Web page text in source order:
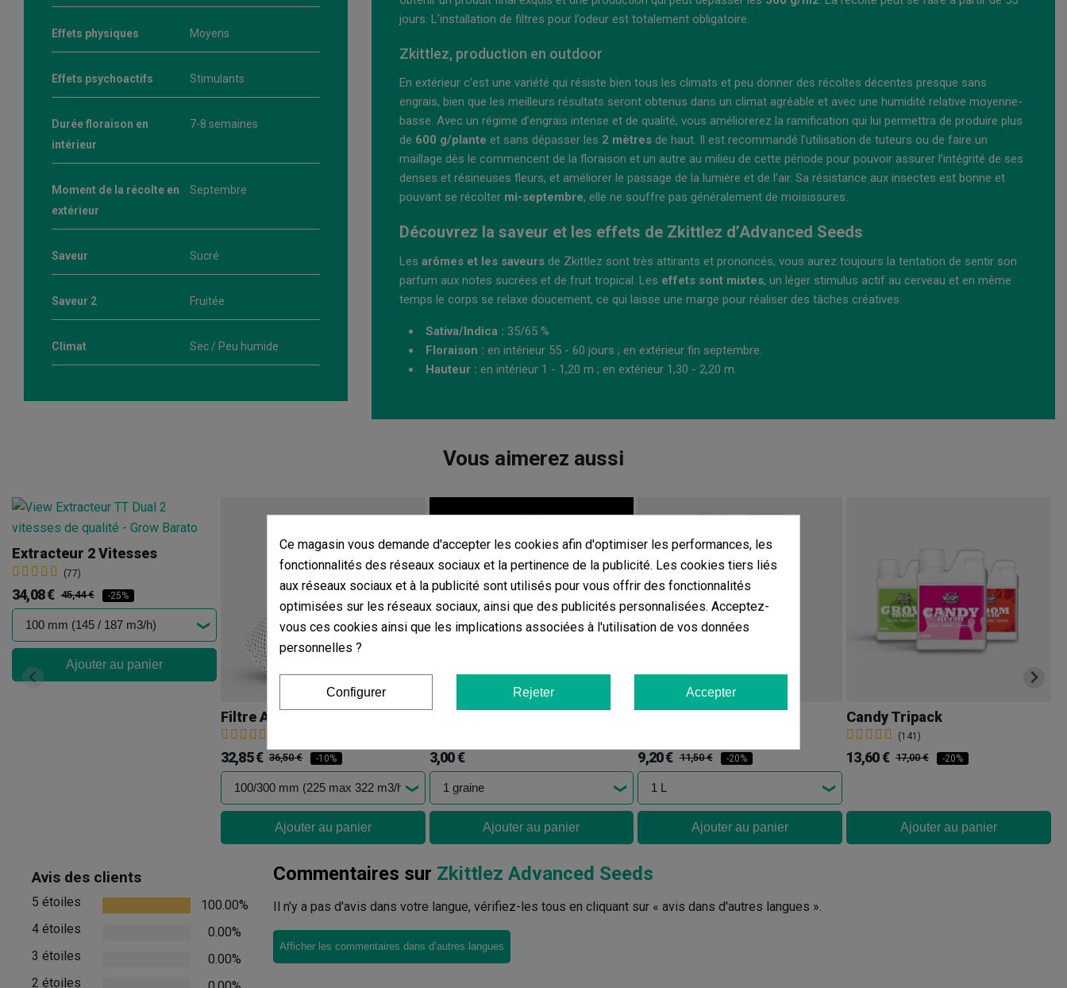
Effets physiques Moyens
Effets psychoactifs Stimulants
Durée floraison en
intérieur
7-8 semaines
Moment de la récolte en
extérieur
Septembre
Saveur Sucré
Saveur 2 Fruitée
Climat Sec / Peu humide
jours. L’installation de filtres pour l’odeur est totalement obligatoire.
Zkittlez, production en outdoor
En extérieur c’est une variété qui résiste bien tous les climats et peu donner des récoltes décentes presque sans
engrais, bien que les meilleurs résultats seront obtenus dans un climat agréable et avec une humidité relative moyenne-
basse. Avec un régime d’engrais intense et de qualité, vous améliorerez la ramification qui lui permettra de produire plus
de 600 g/plante et sans dépasser les 2 mètres de haut. Il est recommandé l’utilisation de tuteurs ou de faire un
maillage dès le commencent de la floraison et un autre au milieu de cette période pour pouvoir assurer l’intégrité de ses
denses et résineuses fleurs, et améliorer le passage de la lumière et de l’air. Sa résistance aux insectes est bonne et
pouvant se récolter mi-septembre, elle ne souffre pas généralement de moisissures.
Découvrez la saveur et les effets de Zkittlez d’Advanced Seeds
Les arômes et les saveurs de Zkittlez sont très attirants et prononcés, vous aurez toujours la tentation de sentir son
parfum aux notes sucrées et de fruit tropical. Les effets sont mixtes, un léger stimulus actif au cerveau et en même
temps le corps se relaxe doucement, ce qui laisse une marge pour réaliser des tâches créatives.
Sativa/Indica : 35/65 %
Floraison : en intérieur 55 - 60 jours ; en extérieur fin septembre.
Hauteur : en intérieur 1 - 1,20 m ; en extérieur 1,30 - 2,20 m.
Vous aimerez aussi
Extracteur 2 Vitesses
(77)
34,08 € 45,44 € -25%
Ajouter au panier
Filtre Anti-Odeur Odor-Sok
32,85 € 36,50 € -10%
Ajouter au panier
Amnesia
3,00 €
Ajouter au panier
Crecimiento Boom
9,20 € 11,50 € -20%
Ajouter au panier
Candy Tripack
(141)
13,60 € 17,00 € -20%
Ajouter au panier
Avis des clients
5 étoiles
100.00%
4 étoiles
0.00%
3 étoiles
0.00%
2 étoiles
Commentaires sur Zkittlez Advanced Seeds
Il n'y a pas d'avis dans votre langue, vérifiez-les tous en cliquant sur « avis dans d'autres langues ».
Afficher les commentaires dans d’autres langues
Ce magasin vous demande d'accepter les cookies afin d'optimiser les performances, les
fonctionnalités des réseaux sociaux et la pertinence de la publicité. Les cookies tiers liés
aux réseaux sociaux et à la publicité sont utilisés pour vous offrir des fonctionnalités
optimisées sur les réseaux sociaux, ainsi que des publicités personnalisées. Acceptez-
vous ces cookies ainsi que les implications associées à l'utilisation de vos données
personnelles ?
Configurer Rejeter Accepter